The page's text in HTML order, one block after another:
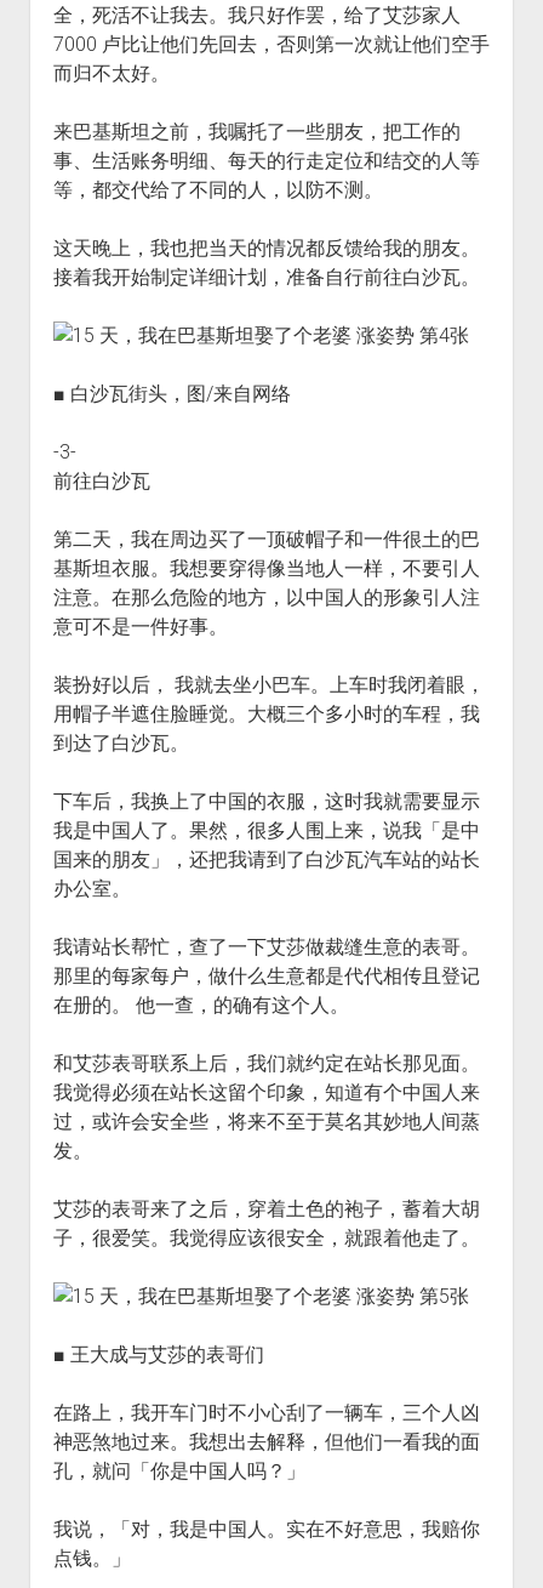
全，死活不让我去。我只好作罢，给了艾莎家人
7000 卢比让他们先回去，否则第一次就让他们空手
而归不太好。
来巴基斯坦之前，我嘱托了一些朋友，把工作的
事、生活账务明细、每天的行走定位和结交的人等
等，都交代给了不同的人，以防不测。
这天晚上，我也把当天的情况都反馈给我的朋友。
接着我开始制定详细计划，准备自行前往白沙瓦。
■ 白沙瓦街头，图/来自网络
-3-
前往白沙瓦
第二天，我在周边买了一顶破帽子和一件很土的巴
基斯坦衣服。我想要穿得像当地人一样，不要引人
注意。在那么危险的地方，以中国人的形象引人注
意可不是一件好事。
装扮好以后， 我就去坐小巴车。上车时我闭着眼，
用帽子半遮住脸睡觉。大概三个多小时的车程，我
到达了白沙瓦。
下车后，我换上了中国的衣服，这时我就需要显示
我是中国人了。果然，很多人围上来，说我「是中
国来的朋友」，还把我请到了白沙瓦汽车站的站长
办公室。
我请站长帮忙，查了一下艾莎做裁缝生意的表哥。
那里的每家每户，做什么生意都是代代相传且登记
在册的。 他一查，的确有这个人。
和艾莎表哥联系上后，我们就约定在站长那见面。
我觉得必须在站长这留个印象，知道有个中国人来
过，或许会安全些，将来不至于莫名其妙地人间蒸
发。
艾莎的表哥来了之后，穿着土色的袍子，蓄着大胡
子，很爱笑。我觉得应该很安全，就跟着他走了。
■ 王大成与艾莎的表哥们
在路上，我开车门时不小心刮了一辆车，三个人凶
神恶煞地过来。我想出去解释，但他们一看我的面
孔，就问「你是中国人吗？」
我说，「对，我是中国人。实在不好意思，我赔你
点钱。」